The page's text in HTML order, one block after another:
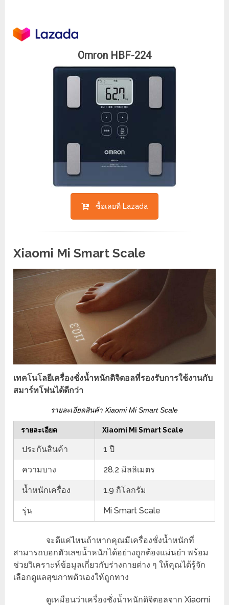
Omron HBF-224
ซื้อเลยที่ Lazada
Xiaomi Mi Smart Scale
เทคโนโลยีเครื่องชั่งน้ำหนักดิจิตอลที่รองรับการใช้งานกับ
สมาร์ทโฟนได้ดีกว่า
รายละเอียดสินค้า Xiaomi Mi Smart Scale
รายละเอียด Xiaomi Mi Smart Scale
ประกันสินค้า 1 ปี
ความบาง 28.2 มิลลิเมตร
น้ำหนักเครื่อง 1.9 กิโลกรัม
รุ่น Mi Smart Scale
จะดีแค่ไหนถ้าหากคุณมีเครื่องชั่งน้ำหนักที่
สามารถบอกตัวเลขน้ำหนักได้อย่างถูกต้องแม่นยำ พร้อม
ช่วยวิเคราะห์ข้อมูลเกี่ยวกับร่างกายต่าง ๆ ให้คุณได้รู้จัก
เลือกดูแลสุขภาพตัวเองให้ถูกทาง
ดูเหมือนว่าเครื่องชั่งน้ำหนักดิจิตอลจาก Xiaomi